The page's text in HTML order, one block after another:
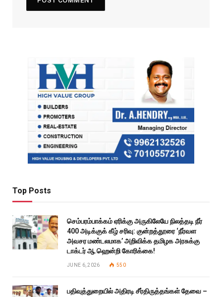
Top Posts
செம்பரம்பாக்கம் ஏரிக்கு அருகிலேயே நிலத்தடி நீர்
400 அடிக்குக் கீழ் சரிவு: குன்றத்தூரை ‘நீர்வள
அவசர மண்டலமாக’ அறிவிக்க தமிழக அரசுக்கு
டாக்டர் ஆ.ஹென்றி கோரிக்கை!
JUNE 6, 2026 550
பதிவுத்துறையில் அதிரடி சீர்திருத்தங்கள் தேவை –